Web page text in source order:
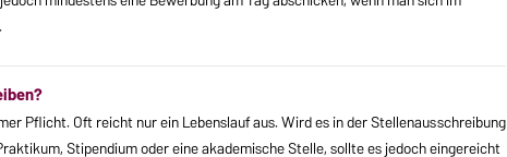
Pflicht. Oft reicht nur ein Lebenslauf aus. Wird es in der Stellenausschreibung
Stipendium oder eine akademische Stelle, sollte es jedoch eingereicht